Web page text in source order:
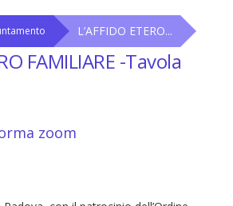
L’AFFIDO ETERO...
FAMILIARE -Tavola
zoom